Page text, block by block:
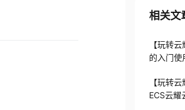
相关文
【玩转
的入门使
【玩转
ECS云